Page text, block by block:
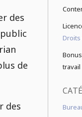
des
de
des
travail